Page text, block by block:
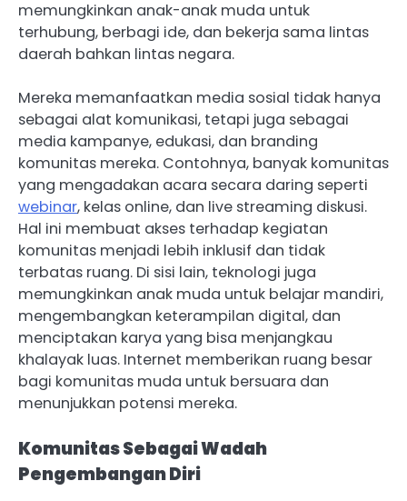
memungkinkan anak-anak muda untuk
terhubung, berbagi ide, dan bekerja sama lintas
daerah bahkan lintas negara.
Mereka memanfaatkan media sosial tidak hanya
sebagai alat komunikasi, tetapi juga sebagai
media kampanye, edukasi, dan branding
komunitas mereka. Contohnya, banyak komunitas
yang mengadakan acara secara daring seperti
webinar, kelas online, dan live streaming diskusi.
Hal ini membuat akses terhadap kegiatan
komunitas menjadi lebih inklusif dan tidak
terbatas ruang. Di sisi lain, teknologi juga
memungkinkan anak muda untuk belajar mandiri,
mengembangkan keterampilan digital, dan
menciptakan karya yang bisa menjangkau
khalayak luas. Internet memberikan ruang besar
bagi komunitas muda untuk bersuara dan
menunjukkan potensi mereka.
Komunitas Sebagai Wadah
Pengembangan Diri